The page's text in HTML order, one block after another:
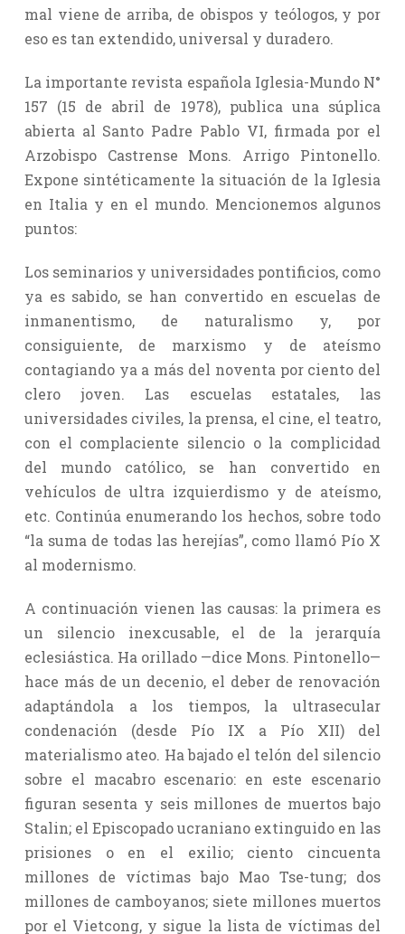
mal viene de arriba, de obispos y teólogos, y por
eso es tan extendido, universal y duradero.
La importante revista española Iglesia-Mundo N°
157 (15 de abril de 1978), publica una súplica
abierta al Santo Padre Pablo VI, firmada por el
Arzobispo Castrense Mons. Arrigo Pintonello.
Expone sintéticamente la situación de la Iglesia
en Italia y en el mundo. Mencionemos algunos
puntos:
Los seminarios y universidades pontificios, como
ya es sabido, se han convertido en escuelas de
inmanentismo, de naturalismo y, por
consiguiente, de marxismo y de ateísmo
contagiando ya a más del noventa por ciento del
clero joven. Las escuelas estatales, las
universidades civiles, la prensa, el cine, el teatro,
con el complaciente silencio o la complicidad
del mundo católico, se han convertido en
vehículos de ultra izquierdismo y de ateísmo,
etc. Continúa enumerando los hechos, sobre todo
“la suma de todas las herejías”, como llamó Pío X
al modernismo.
A continuación vienen las causas: la primera es
un silencio inexcusable, el de la jerarquía
eclesiástica. Ha orillado —dice Mons. Pintonello—
hace más de un decenio, el deber de renovación
adaptándola a los tiempos, la ultrasecular
condenación (desde Pío IX a Pío XII) del
materialismo ateo. Ha bajado el telón del silencio
sobre el macabro escenario: en este escenario
figuran sesenta y seis millones de muertos bajo
Stalin; el Episcopado ucraniano extinguido en las
prisiones o en el exilio; ciento cincuenta
millones de víctimas bajo Mao Tse-tung; dos
millones de camboyanos; siete millones muertos
por el Vietcong, y sigue la lista de víctimas del